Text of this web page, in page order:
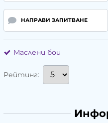
НАПРАВИ ЗАПИТВАНЕ
Маслени бои
Рейтинг: